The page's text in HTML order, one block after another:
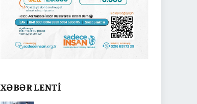
XƏBƏR LENTİ